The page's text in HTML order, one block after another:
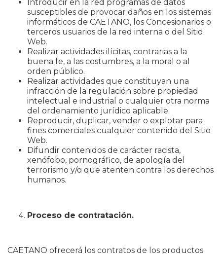
Introducir en la red programas de datos
susceptibles de provocar daños en los sistemas
informáticos de CAETANO, los Concesionarios o
terceros usuarios de la red interna o del Sitio
Web.
Realizar actividades ilícitas, contrarias a la
buena fe, a las costumbres, a la moral o al
orden público.
Realizar actividades que constituyan una
infracción de la regulación sobre propiedad
intelectual e industrial o cualquier otra norma
del ordenamiento jurídico aplicable.
Reproducir, duplicar, vender o explotar para
fines comerciales cualquier contenido del Sitio
Web.
Difundir contenidos de carácter racista,
xenófobo, pornográfico, de apología del
terrorismo y/o que atenten contra los derechos
humanos.
Proceso de contratación.
CAETANO ofrecerá los contratos de los productos